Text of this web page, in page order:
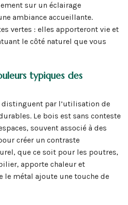
sur un éclairage
ambiance accueillante.
vertes : elles apporteront vie et
le côté naturel que vous
typiques des
par l’utilisation de
Le bois est sans conteste
souvent associé à des
créer un contraste
que ce soit pour les poutres,
apporte chaleur et
le métal ajoute une touche de